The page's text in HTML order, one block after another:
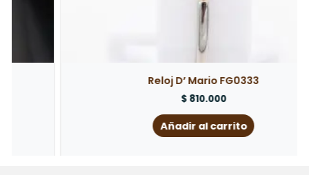
Reloj D’ Mario FG0333
Añadir al carrito